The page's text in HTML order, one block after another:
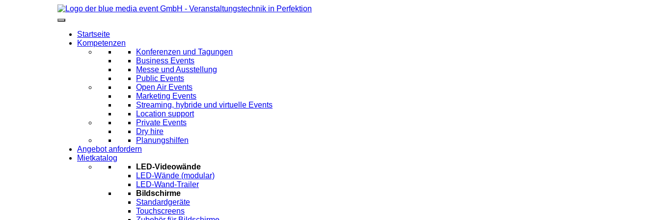
Startseite
Kompetenzen
Konferenzen und Tagungen
Business Events
Messe und Ausstellung
Public Events
Open Air Events
Marketing Events
Streaming, hybride und virtuelle Events
Location support
Private Events
Dry hire
Planungshilfen
Angebot anfordern
Mietkatalog
LED-Videowände
LED-Wände (modular)
LED-Wand-Trailer
Bildschirme
Standardgeräte
Touchscreens